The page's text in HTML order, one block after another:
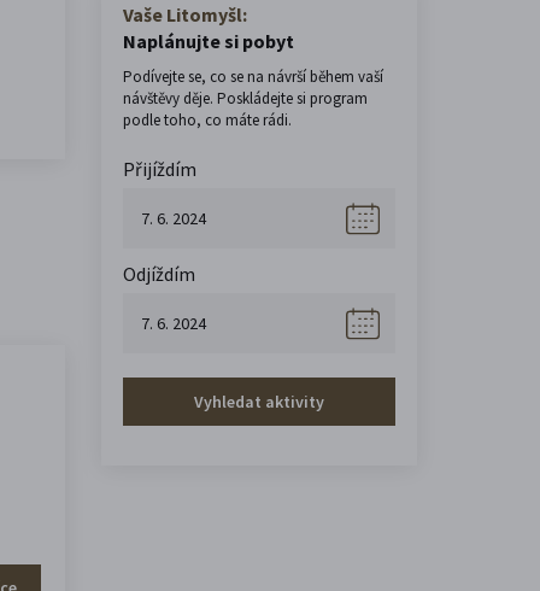
Vaše Litomyšl:
Naplánujte si pobyt
Podívejte se, co se na návrší během vaší
návštěvy děje. Poskládejte si program
podle toho, co máte rádi.
Přijíždím
Odjíždím
Vyhledat aktivity